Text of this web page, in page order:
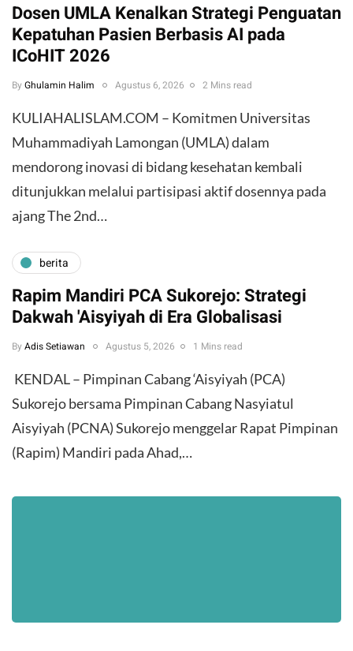
Dosen UMLA Kenalkan Strategi Penguatan
Kepatuhan Pasien Berbasis AI pada
ICoHIT 2026
By Ghulamin Halim Agustus 6, 2026 2 Mins read
KULIAHALISLAM.COM – Komitmen Universitas
Muhammadiyah Lamongan (UMLA) dalam
mendorong inovasi di bidang kesehatan kembali
ditunjukkan melalui partisipasi aktif dosennya pada
ajang The 2nd…
berita
Rapim Mandiri PCA Sukorejo: Strategi
Dakwah 'Aisyiyah di Era Globalisasi
By Adis Setiawan Agustus 5, 2026 1 Mins read
​ KENDAL – Pimpinan Cabang ‘Aisyiyah (PCA)
Sukorejo bersama Pimpinan Cabang Nasyiatul
Aisyiyah (PCNA) Sukorejo menggelar Rapat Pimpinan
(Rapim) Mandiri pada Ahad,…